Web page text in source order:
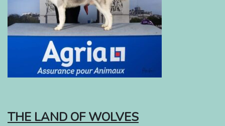
THE LAND OF WOLVES